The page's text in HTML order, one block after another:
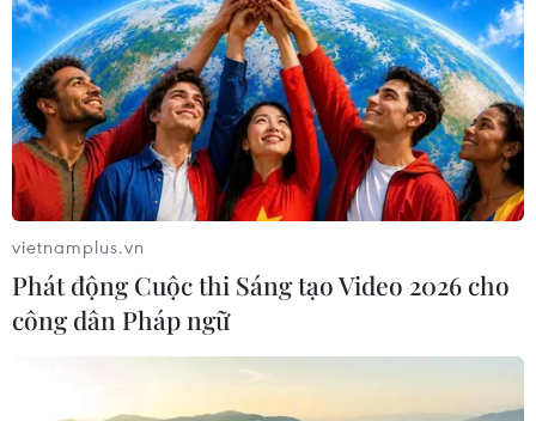
vietnamplus.vn
Phát động Cuộc thi Sáng tạo Video 2026 cho
công dân Pháp ngữ